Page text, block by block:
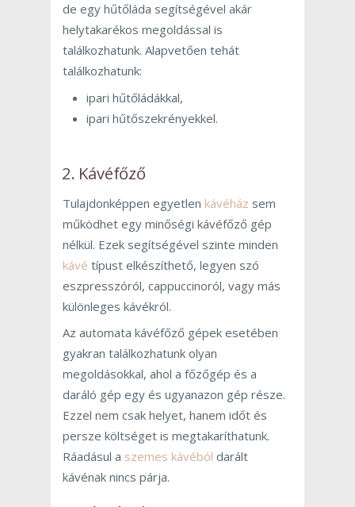
de egy hűtőláda segítségével akár
helytakarékos megoldással is
találkozhatunk. Alapvetően tehát
találkozhatunk:
ipari hűtőládákkal,
ipari hűtőszekrényekkel.
2. Kávéfőző
Tulajdonképpen egyetlen kávéház sem
működhet egy minőségi kávéfőző gép
nélkül. Ezek segítségével szinte minden
kávé típust elkészíthető, legyen szó
eszpresszóról, cappuccinoról, vagy más
különleges kávékról.
Az automata kávéfőző gépek esetében
gyakran találkozhatunk olyan
megoldásokkal, ahol a főzőgép és a
daráló gép egy és ugyanazon gép része.
Ezzel nem csak helyet, hanem időt és
persze költséget is megtakaríthatunk.
Ráadásul a szemes kávéból darált
kávénak nincs párja.